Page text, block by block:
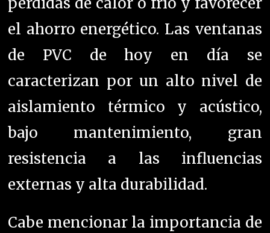
el ahorro energético. Las ventanas
de PVC de hoy en día se
caracterizan por un alto nivel de
aislamiento térmico y acústico,
bajo mantenimiento, gran
resistencia a las influencias
externas y alta durabilidad.
Cabe mencionar la importancia de